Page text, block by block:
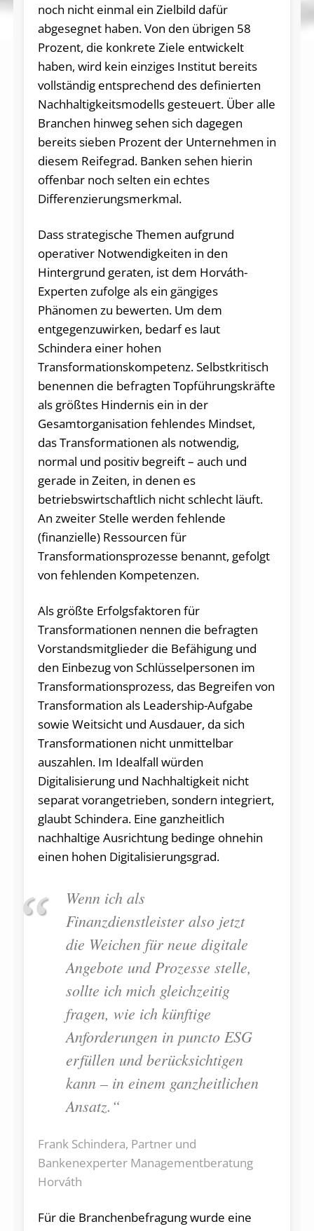
noch nicht einmal ein Zielbild dafür
abgesegnet haben. Von den übrigen 58
Prozent, die konkrete Ziele entwickelt
haben, wird kein einziges Institut bereits
vollständig entsprechend des definierten
Nachhaltigkeitsmodells gesteuert. Über alle
Branchen hinweg sehen sich dagegen
bereits sieben Prozent der Unternehmen in
diesem Reifegrad. Banken sehen hierin
offenbar noch selten ein echtes
Differenzierungsmerkmal.
Dass strategische Themen aufgrund
operativer Notwendigkeiten in den
Hintergrund geraten, ist dem Horváth-
Experten zufolge als ein gängiges
Phänomen zu bewerten. Um dem
entgegenzuwirken, bedarf es laut
Schindera einer hohen
Transformationskompetenz. Selbstkritisch
benennen die befragten Topführungskräfte
als größtes Hindernis ein in der
Gesamtorganisation fehlendes Mindset,
das Transformationen als notwendig,
normal und positiv begreift – auch und
gerade in Zeiten, in denen es
betriebswirtschaftlich nicht schlecht läuft.
An zweiter Stelle werden fehlende
(finanzielle) Ressourcen für
Transformationsprozesse benannt, gefolgt
von fehlenden Kompetenzen.
Als größte Erfolgsfaktoren für
Transformationen nennen die befragten
Vorstandsmitglieder die Befähigung und
den Einbezug von Schlüsselpersonen im
Transformationsprozess, das Begreifen von
Transformation als Leadership-Aufgabe
sowie Weitsicht und Ausdauer, da sich
Transformationen nicht unmittelbar
auszahlen. Im Idealfall würden
Digitalisierung und Nachhaltigkeit nicht
separat vorangetrieben, sondern integriert,
glaubt Schindera. Eine ganzheitlich
nachhaltige Ausrichtung bedinge ohnehin
einen hohen Digitalisierungsgrad.
Wenn ich als
Finanzdienstleister also jetzt
die Weichen für neue digitale
Angebote und Prozesse stelle,
sollte ich mich gleichzeitig
fragen, wie ich künftige
Anforderungen in puncto ESG
erfüllen und berücksichtigen
kann – in einem ganzheitlichen
Ansatz.“
Frank Schindera, Partner und
Bankenexperter Managementberatung
Horváth
Für die Branchenbefragung wurde eine